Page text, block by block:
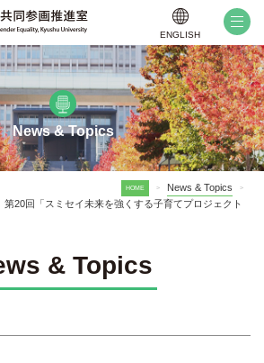
ENGLISH
News & Topics
HOME > News & Topics >
第20回「スミセイ未来を強くする子育てプロジェクト
& Topics